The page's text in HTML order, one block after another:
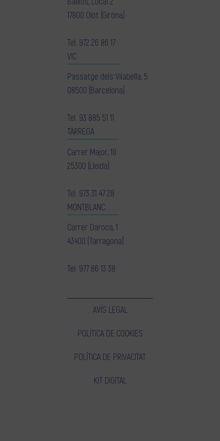
17800 Olot (Girona)
Tel. 972 26 86 17
VIC
Passatge dels Vilabella, 5
08500 (Barcelona)
Tel. 93 885 51 11
TÀRREGA
Carrer Major, 18
25300 (Lleida)
Tel. 973 31 47 28
MONTBLANC
Carrer Daroca, 1
43400 (Tarragona)
Tel. 977 86 13 38
AVÍS LEGAL
POLÍTICA DE COOKIES
POLÍTICA DE PRIVACITAT
KIT DIGITAL